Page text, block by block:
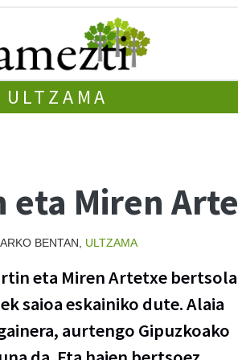
ULTZAMA
eta Miren
BENTAN, ULTZAMA
eta Miren Artetxe
saioa eskainiko dute. Alaia
aurtengo Gipuzkoako